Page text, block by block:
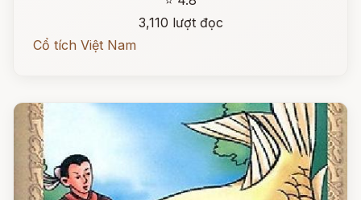
3,110 lượt đọc
Cổ tích Việt Nam